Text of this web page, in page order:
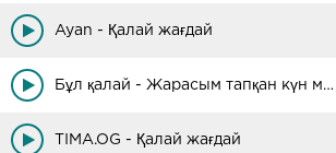
Ayan - Қалай жағдай
Бұл қалай - Жарасым тапқан күн мен ай
TIMA.OG - Қалай жағдай